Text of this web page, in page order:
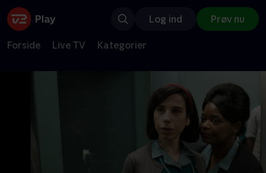
Log ind Prøv nu
Forside Live TV Kategorier